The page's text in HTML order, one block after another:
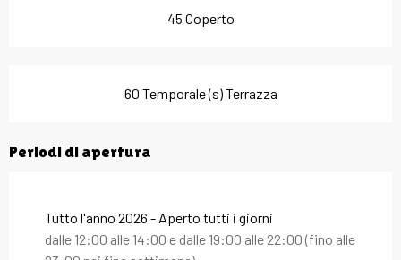
45 Coperto
60 Temporale (s) Terrazza
Periodi di apertura
Tutto l'anno 2026 - Aperto tutti i giorni
dalle 12:00 alle 14:00 e dalle 19:00 alle 22:00 (fino alle